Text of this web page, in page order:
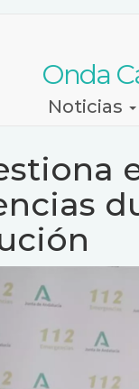
Onda
Noticias